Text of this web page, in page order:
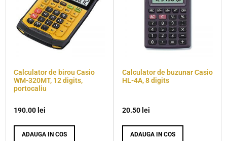
Calculator de birou Casio
WM-320MT, 12 digits,
portocaliu
190.00 lei
ADAUGA IN COS
Calculator de buzunar Casio
HL-4A, 8 digits
20.50 lei
ADAUGA IN COS